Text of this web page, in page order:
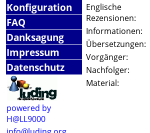
Konfiguration
FAQ
Danksagung
Impressum
Datenschutz
powered by
H@LL9000
Englische
Rezensionen:
Informationen:
Übersetzungen:
Vorgänger:
Nachfolger:
Material: